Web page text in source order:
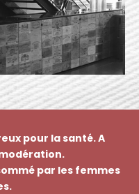
pour la santé. A
par les femmes